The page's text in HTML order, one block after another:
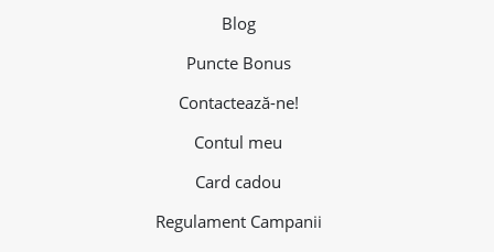
Blog
Puncte Bonus
Contactează-ne!
Contul meu
Card cadou
Regulament Campanii